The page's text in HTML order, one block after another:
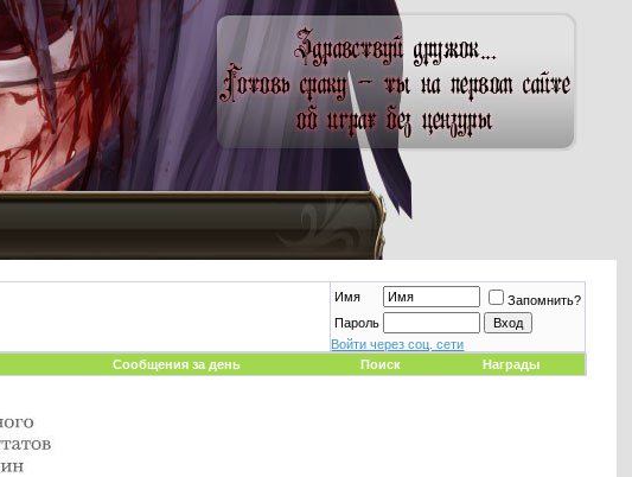
Имя
Запомнить?
Пароль
Войти через соц. сети
Сообщения за день Поиск Награды